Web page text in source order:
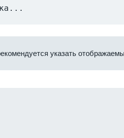
указать